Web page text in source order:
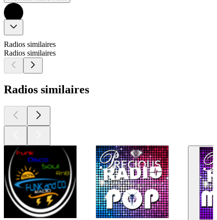
Radios similaires
Radios similaires
Radios similaires